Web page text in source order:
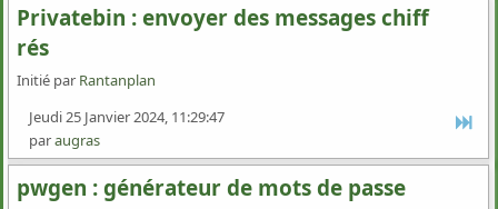
Privatebin : envoyer des messages chiff
rés
Initié par Rantanplan
Jeudi 25 Janvier 2024, 11:29:47
paraugras
pwgen : générateur de mots de passe